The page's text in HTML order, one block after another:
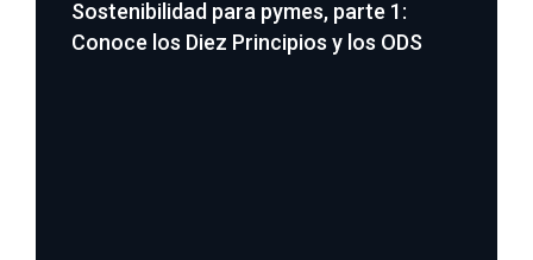
Sostenibilidad para pymes, parte 1:
Conoce los Diez Principios y los ODS